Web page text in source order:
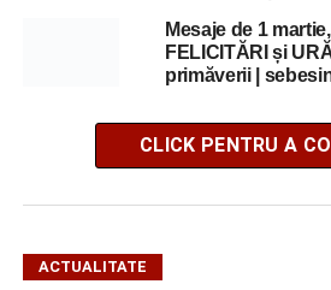
Mesaje de 1
FELICITĂRI și
primăverii |
CLICK PENTRU A
ACTUALITATE